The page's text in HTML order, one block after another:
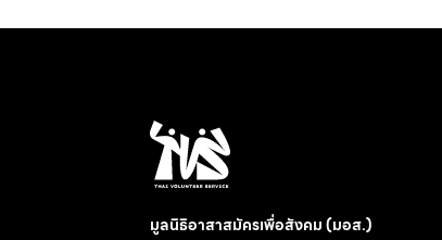
มูลนิธิอาสาสมัครเพื่อสังคม (มอส.)